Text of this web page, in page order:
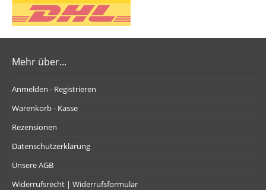
Mehr über...
Anmelden - Registrieren
Warenkorb - Kasse
Rezensionen
Datenschutzerklärung
Unsere AGB
Widerrufsrecht | Widerrufsformular